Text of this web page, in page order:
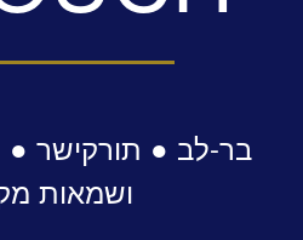
בר-לב ● תורקישר ●
ושמאות